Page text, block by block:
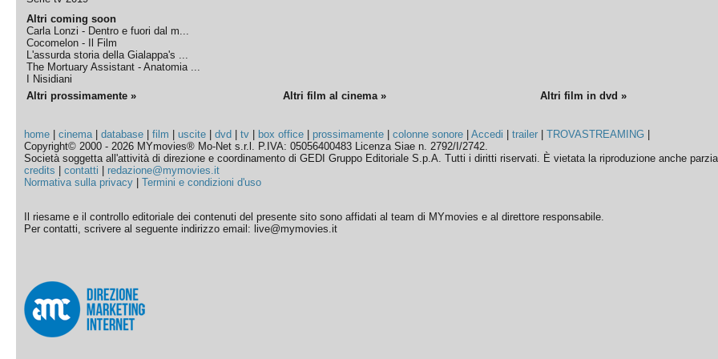
Altri coming soon
Carla Lonzi - Dentro e fuori dal m...
Cocomelon - Il Film
L'assurda storia della Gialappa's ...
The Mortuary Assistant - Anatomia ...
I Nisidiani
Altri prossimamente » Altri film al cinema » Altri film in dvd »
home |cinema|database |film |uscite |dvd |tv box office prossimamente |colonne sonore |Accedi |trailer |TROVASTREAMING
Copyright© 2000 - 2026 MYmovies® Mo-Net s.r.l. P.IVA: 05056400483 Licenza Siae n. 2792/I/2742.
Società soggetta all'attività di direzione e coordinamento di GEDI Gruppo Editoriale S.p.A. Tutti i diritti riservati. È vietata la riproduzione anche
credits |contatti
redazione@mymovies.it
Normativa sulla privacy |Termini e condizioni d'uso
Il riesame e il controllo editoriale dei contenuti del presente sito sono affidati al team di MYmovies e al direttore responsabile.
Per contatti, scrivere al seguente indirizzo email: live@mymovies.it